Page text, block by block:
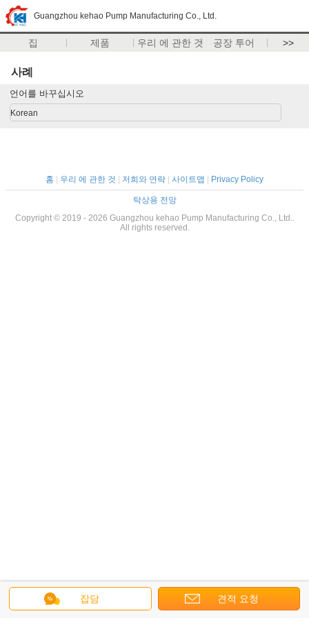
Guangzhou kehao Pump Manufacturing Co., Ltd.
집 제품 우리 에 관한 것 공장 투어 >>
사례
잡담 견적 요청
언어를 바꾸십시오
Korean
홈 우리 에 관한 것 저희와 연락 사이트맵 Privacy Policy
탁상용 전망
Copyright © 2019 - 2026 Guangzhou kehao Pump Manufacturing Co., Ltd..
All rights reserved.